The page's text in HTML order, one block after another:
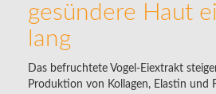
gesündere Haut
lang
Das befruchtete Vogel-Eiextrakt
Produktion von Kollagen, Elastin und